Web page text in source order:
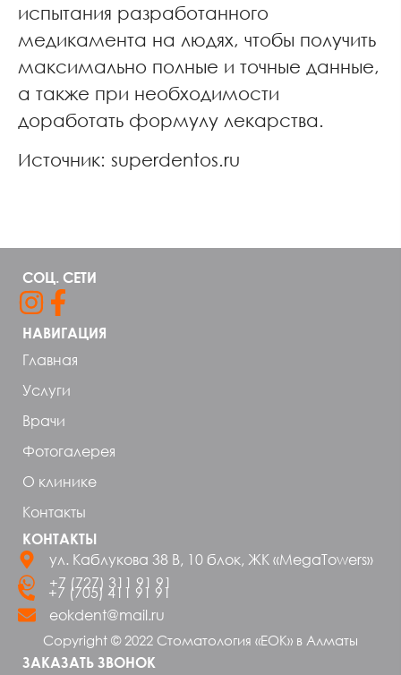
испытания разработанного
медикамента на людях, чтобы получить
максимально полные и точные данные,
а также при необходимости
доработать формулу лекарства.
Источник: superdentos.ru
НАВИГАЦИЯ
Главная
Услуги
Врачи
Фотогалерея
О клинике
Контакты
КОНТАКТЫ
ул. Каблукова 38 В, 10 блок, ЖК «MegaTowers»
+7 (727) 311 91 91
+7 (705) 411 91 91
eokdent@mail.ru
Copyright © 2022 Стоматология «ЕОК» в Алматы
СОЦ. СЕТИ
ЗАКАЗАТЬ ЗВОНОК